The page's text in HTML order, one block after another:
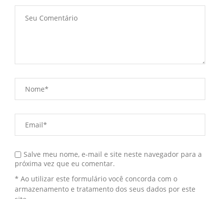
Salve meu nome, e-mail e site neste navegador para a
próxima vez que eu comentar.
* Ao utilizar este formulário você concorda com o
armazenamento e tratamento dos seus dados por este